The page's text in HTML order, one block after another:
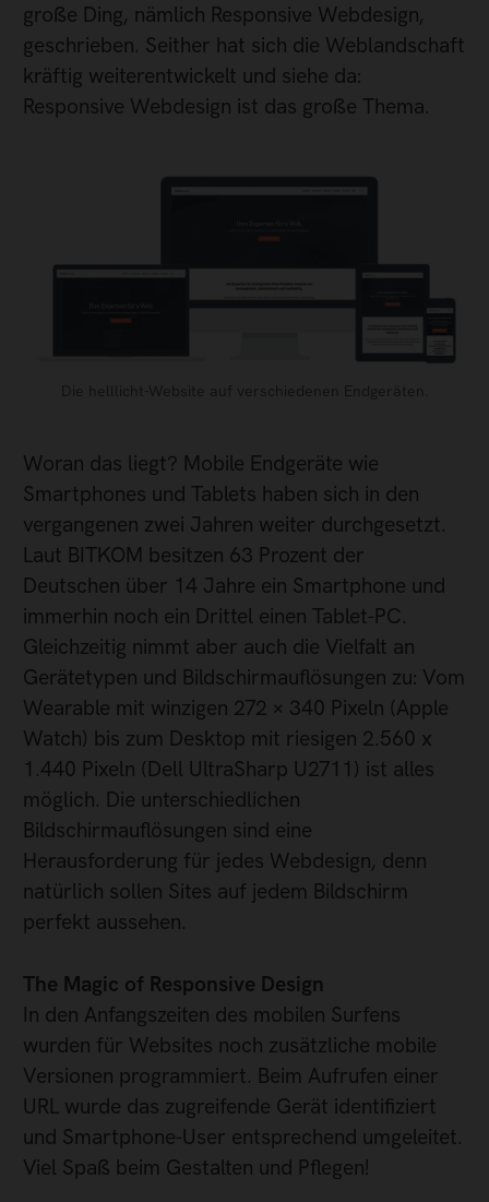
große Ding, nämlich Responsive Webdesign,
geschrieben. Seither hat sich die Weblandschaft
kräftig weiterentwickelt und siehe da:
Responsive Webdesign ist das große Thema.
Woran das liegt? Mobile Endgeräte wie
Smartphones und Tablets haben sich in den
vergangenen zwei Jahren weiter durchgesetzt.
Laut BITKOM besitzen 63 Prozent der
Deutschen über 14 Jahre ein Smartphone und
immerhin noch ein Drittel einen Tablet-PC.
Gleichzeitig nimmt aber auch die Vielfalt an
Gerätetypen und Bildschirmauflösungen zu: Vom
Wearable mit winzigen 272 × 340 Pixeln (Apple
Watch) bis zum Desktop mit riesigen 2.560 x
1.440 Pixeln (Dell UltraSharp U2711) ist alles
möglich. Die unterschiedlichen
Bildschirmauflösungen sind eine
Herausforderung für jedes Webdesign, denn
natürlich sollen Sites auf jedem Bildschirm
perfekt aussehen.
The Magic of Responsive Design
In den Anfangszeiten des mobilen Surfens
wurden für Websites noch zusätzliche mobile
Versionen programmiert. Beim Aufrufen einer
URL wurde das zugreifende Gerät identifiziert
und Smartphone-User entsprechend umgeleitet.
Viel Spaß beim Gestalten und Pflegen!